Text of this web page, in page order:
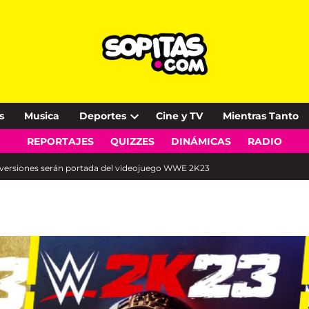
Musica Deportes
Open
dropdown
Cine y TV Mientras Tanto
REPORTAJES QUIZZES DINÁMICAS RADIO
serán portada del videojuego WWE 2K23